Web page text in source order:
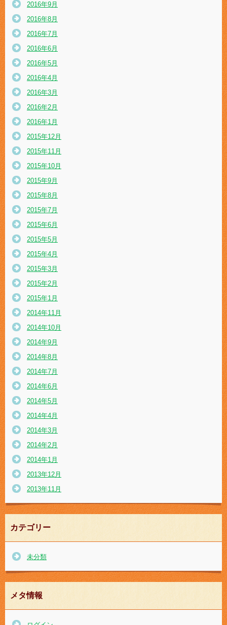
2016年9月
2016年8月
2016年7月
2016年6月
2016年5月
2016年4月
2016年3月
2016年2月
2016年1月
2015年12月
2015年11月
2015年10月
2015年9月
2015年8月
2015年7月
2015年6月
2015年5月
2015年4月
2015年3月
2015年2月
2015年1月
2014年11月
2014年10月
2014年9月
2014年8月
2014年7月
2014年6月
2014年5月
2014年4月
2014年3月
2014年2月
2014年1月
2013年12月
2013年11月
カテゴリー
未分類
メタ情報